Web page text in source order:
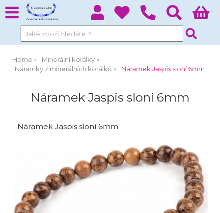
Home
Minerální korálky
Náramky z minerálních korálků
Náramek Jaspis sloní 6mm
Náramek Jaspis sloní 6mm
Náramek Jaspis sloní 6mm